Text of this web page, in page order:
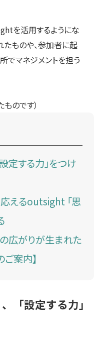
を活用するようにな
ものや、参加者に起
でマネジメントを担う
のです）
設定する力」をつけ
えるoutsight 「思
広がりが生まれた
案内】
「設定する力」